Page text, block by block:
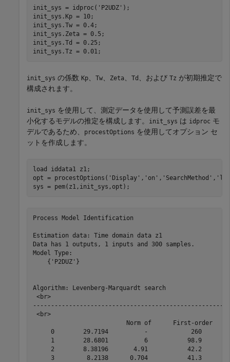
init_sys = idproc( 'P2UDZ' );
init_sys.Kp = 10;
init_sys.Tw = 0.4;
init_sys.Zeta = 0.5;
init_sys.Td = 0.25;
init_sys.Tz = 0.01;
init_sys の係数 Kp Tw Zeta Td 、および Tz が初期推定で
構成されます。
init_sys を使用して、測定データを使用して予測誤差を最
小化するモデルの推定を構成します。
init_sys は idproc モ
デルであるため、
procestOptions を使用してオプション セ
ットを作成します。
load iddata1 z1 ;
opt = procestOptions( 'Display' , 'on' , 'SearchMethod' , 'lm'
sys = pem(z1,init_sys,opt);
Process Model Identification
Estimation data: Time domain data z1
Data has 1 outputs, 1 inputs and 300 samples.
Model Type:
    {'P2DUZ'}
Algorithm: Levenberg-Marquardt search
<br>
<br>
Norm of      First-order
0
1        28.6801          6           98.9
2        8.38196       4.91           42.2
3         8.2138      0.704           41.3